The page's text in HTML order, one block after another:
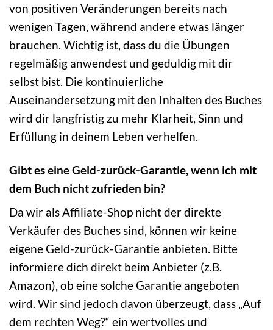
von positiven Veränderungen bereits nach
wenigen Tagen, während andere etwas länger
brauchen. Wichtig ist, dass du die Übungen
regelmäßig anwendest und geduldig mit dir
selbst bist. Die kontinuierliche
Auseinandersetzung mit den Inhalten des Buches
wird dir langfristig zu mehr Klarheit, Sinn und
Erfüllung in deinem Leben verhelfen.
Gibt es eine Geld-zurück-Garantie, wenn ich mit
dem Buch nicht zufrieden bin?
Da wir als Affiliate-Shop nicht der direkte
Verkäufer des Buches sind, können wir keine
eigene Geld-zurück-Garantie anbieten. Bitte
informiere dich direkt beim Anbieter (z.B.
Amazon), ob eine solche Garantie angeboten
wird. Wir sind jedoch davon überzeugt, dass „Auf
dem rechten Weg?“ ein wertvolles und